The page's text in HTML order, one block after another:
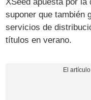
suponer que también
servicios de
títulos en verano.